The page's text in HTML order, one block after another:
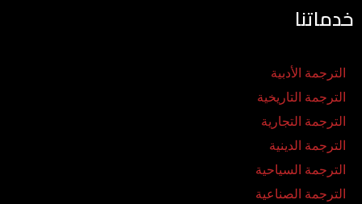
خدماتنا
الترجمة الأدبية
الترجمة التاريخية
الترجمة التجارية
الترجمة الدينية
الترجمة السياحية
الترجمة الصناعية